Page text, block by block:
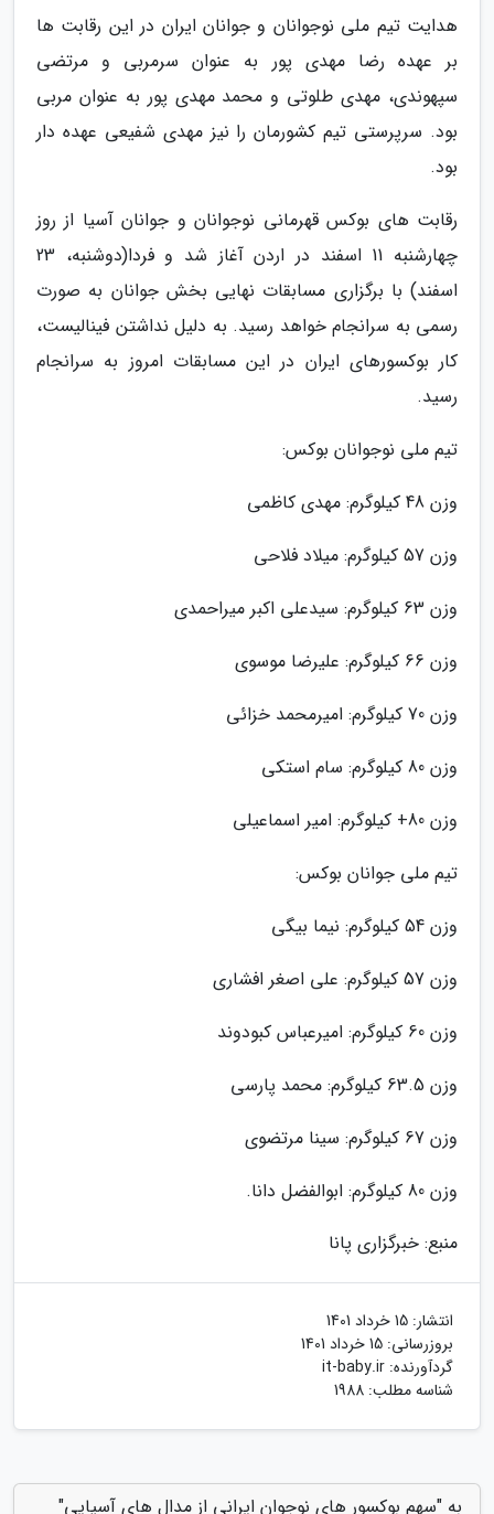
هدایت تیم ملی نوجوانان و جوانان ایران در این رقابت ها
بر عهده رضا مهدی پور به عنوان سرمربی و مرتضی
سپهوندی، مهدی طلوتی و محمد مهدی پور به عنوان مربی
بود. سرپرستی تیم کشورمان را نیز مهدی شفیعی عهده دار
بود.
رقابت های بوکس قهرمانی نوجوانان و جوانان آسیا از روز
چهارشنبه 11 اسفند در اردن آغاز شد و فردا(دوشنبه، 23
اسفند) با برگزاری مسابقات نهایی بخش جوانان به صورت
رسمی به سرانجام خواهد رسید. به دلیل نداشتن فینالیست،
کار بوکسورهای ایران در این مسابقات امروز به سرانجام
رسید.
تیم ملی نوجوانان بوکس:
وزن 48 کیلوگرم: مهدی کاظمی
وزن 57 کیلوگرم: میلاد فلاحی
وزن 63 کیلوگرم: سیدعلی اکبر میراحمدی
وزن 66 کیلوگرم: علیرضا موسوی
وزن 70 کیلوگرم: امیرمحمد خزائی
وزن 80 کیلوگرم: سام استکی
وزن 80+ کیلوگرم: امیر اسماعیلی
تیم ملی جوانان بوکس:
وزن 54 کیلوگرم: نیما بیگی
وزن 57 کیلوگرم: علی اصغر افشاری
وزن 60 کیلوگرم: امیرعباس کبودوند
وزن 63.5 کیلوگرم: محمد پارسی
وزن 67 کیلوگرم: سینا مرتضوی
وزن 80 کیلوگرم: ابوالفضل دانا.
منبع: خبرگزاری پانا
انتشار: 15 خرداد 1401
بروزرسانی: 15 خرداد 1401
گردآورنده: it-baby.ir
شناسه مطلب: 1988
به "سهم بوکسور های نوجوان ایرانی از مدال های آسیایی"